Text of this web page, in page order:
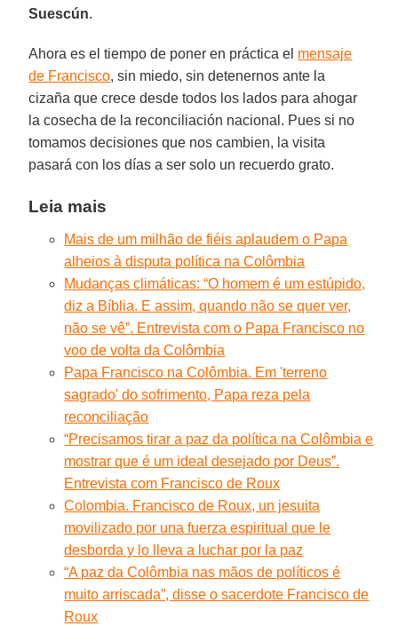
Suescún.
Ahora es el tiempo de poner en práctica el mensaje
de Francisco, sin miedo, sin detenernos ante la
cizaña que crece desde todos los lados para ahogar
la cosecha de la reconciliación nacional. Pues si no
tomamos decisiones que nos cambien, la visita
pasará con los días a ser solo un recuerdo grato.
Leia mais
Mais de um milhão de fiéis aplaudem o Papa
alheios à disputa política na Colômbia
Mudanças climáticas: “O homem é um estúpido,
diz a Bíblia. E assim, quando não se quer ver,
não se vê”. Entrevista com o Papa Francisco no
voo de volta da Colômbia
Papa Francisco na Colômbia. Em 'terreno
sagrado' do sofrimento, Papa reza pela
reconciliação
“Precisamos tirar a paz da política na Colômbia e
mostrar que é um ideal desejado por Deus”.
Entrevista com Francisco de Roux
Colombia. Francisco de Roux, un jesuita
movilizado por una fuerza espiritual que le
desborda y lo lleva a luchar por la paz
“A paz da Colômbia nas mãos de políticos é
muito arriscada”, disse o sacerdote Francisco de
Roux